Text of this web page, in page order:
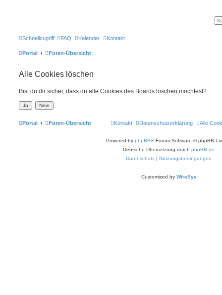
Schnellzugriff FAQ Kalender Kontakt
Portal Foren-Übersicht
Alle Cookies löschen
Bist du dir sicher, dass du alle Cookies des Boards löschen möchtest?
Portal Foren-Übersicht Alle
Datenschutzerklärung
Kontakt
Powered by phpBB® Forum Software © phpBB
Deutsche Übersetzung durch phpBB.de
Datenschutz | Nutzungsbedingungen
Customized by WireSys